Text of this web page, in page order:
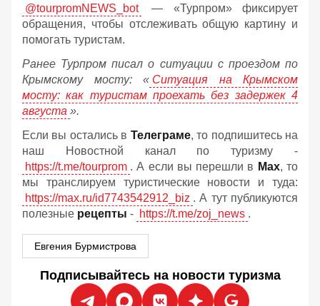
@tourpromNEWS_bot
— «Турпром» фиксирует
обращения, чтобы отслеживать общую картину и
помогать туристам.
Ранее Турпром писал о ситуации с проездом по
Крымскому мосту: « Ситуация на Крымском
мосту: как туристам проехать без задержек 4
августа ».
Если вы остались в Телеграме, то подпишитесь на
наш Новостной канал по туризму -
https://t.me/tourprom . А если вы перешли в Мах, то
мы транслируем туристические новости и туда:
https://max.ru/id7743542912_biz . А тут публикуются
полезные рецепты - https://t.me/zoj_news .
Евгения Бурмистрова
Подписывайтесь на новости туризма